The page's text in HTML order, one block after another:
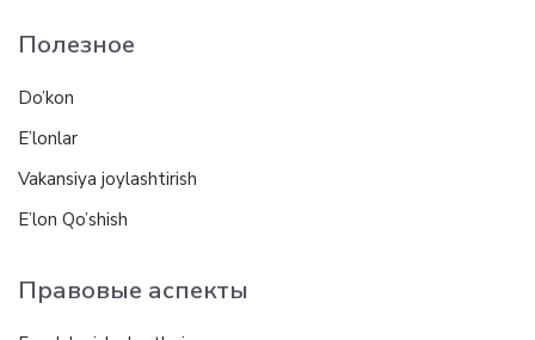
Полезное
Do’kon
E’lonlar
Vakansiya joylashtirish
E’lon Qo’shish
Правовые аспекты